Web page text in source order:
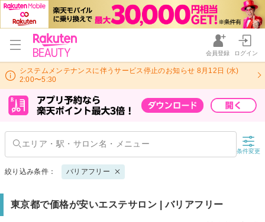
会員登録 ログイン
システムメンテナンスに伴うサービス停止のお知らせ 8月12日 (水)
2:00〜5:30
条件変更
絞り込み条件： バリアフリー
東京都で価格が安いエステサロン | バリアフリー